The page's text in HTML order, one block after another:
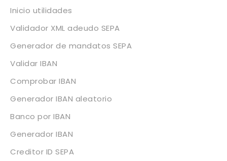
Inicio utilidades
Validador XML adeudo SEPA
Generador de mandatos SEPA
Validar IBAN
Comprobar IBAN
Generador IBAN aleatorio
Banco por IBAN
Generador IBAN
Creditor ID SEPA